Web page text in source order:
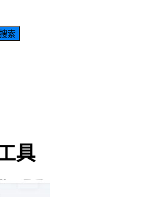
搜索
具